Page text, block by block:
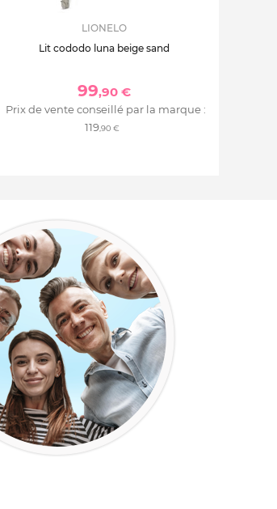
LIONELO
Lit cododo luna beige sand
99,90 €
Prix de vente conseillé par la marque :
119,90 €